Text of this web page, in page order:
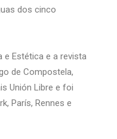
dos cinco
e Estética e a revista
de Compostela,
Unión Libre e foi
París, Rennes e